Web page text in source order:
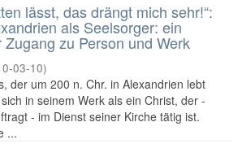
lässt, das drängt mich sehr!“:
als Seelsorger: ein
zu Person und Werk
03-10)
der um 200 n. Chr. in Alexandrien lebt
in seinem Werk als ein Christ, der -
- im Dienst seiner Kirche tätig ist.
...